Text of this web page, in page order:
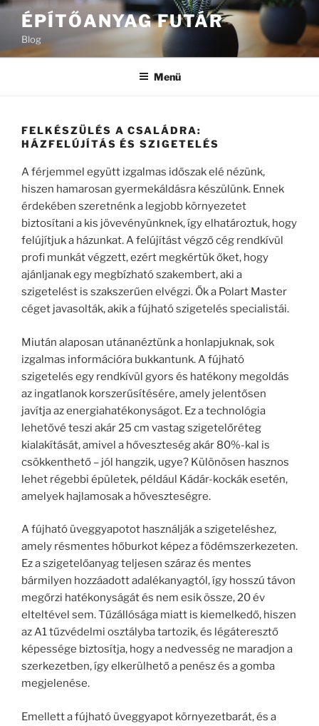
Tartalomhoz
ÉPÍTŐANYAG FUTÁR
Blog
Menü
FELKÉSZÜLÉS A CSALÁDRA:
HÁZFELÚJÍTÁS ÉS SZIGETELÉS
A férjemmel együtt izgalmas időszak elé nézünk,
hiszen hamarosan gyermekáldásra készülünk. Ennek
érdekében szeretnénk a legjobb környezetet
biztosítani a kis jövevényünknek, így elhatároztuk, hogy
felújítjuk a házunkat. A felújítást végző cég rendkívül
profi munkát végzett, ezért megkértük őket, hogy
ajánljanak egy megbízható szakembert, aki a
szigetelést is szakszerűen elvégzi. Ők a Polart Master
céget javasolták, akik a fújható szigetelés specialistái.
Miután alaposan utánanéztünk a honlapjuknak, sok
izgalmas információra bukkantunk. A fújható
szigetelés egy rendkívül gyors és hatékony megoldás
az ingatlanok korszerűsítésére, amely jelentősen
javítja az energiahatékonyságot. Ez a technológia
lehetővé teszi akár 25 cm vastag szigetelőréteg
kialakítását, amivel a hőveszteség akár 80%-kal is
csökkenthető – jól hangzik, ugye? Különösen hasznos
lehet régebbi épületek, például Kádár-kockák esetén,
amelyek hajlamosak a hőveszteségre.
A fújható üveggyapotot használják a szigeteléshez,
amely résmentes hőburkot képez a födémszerkezeten.
Ez a szigetelőanyag teljesen száraz és mentes
bármilyen hozzáadott adalékanyagtól, így hosszú távon
megőrzi hatékonyságát és nem esik össze, 20 év
elteltével sem. Tűzállósága miatt is kiemelkedő, hiszen
az A1 tűzvédelmi osztályba tartozik, és légáteresztő
képessége biztosítja, hogy a nedvesség ne maradjon a
szerkezetben, így elkerülhető a penész és a gomba
megjelenése.
Emellett a fújható üveggyapot környezetbarát, és a